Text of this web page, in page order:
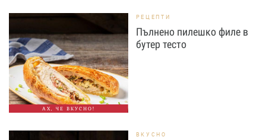
АХ, ЧЕ ВКУСНО!
РЕЦЕПТИ
Пълнено пилешко филе в
бутер тесто
ВКУСНО